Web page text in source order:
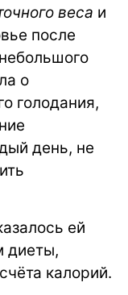
веса и
после
о
голодания,
день, не
ей
диеты,
калорий.